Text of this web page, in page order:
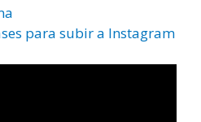
para subir a Instagram